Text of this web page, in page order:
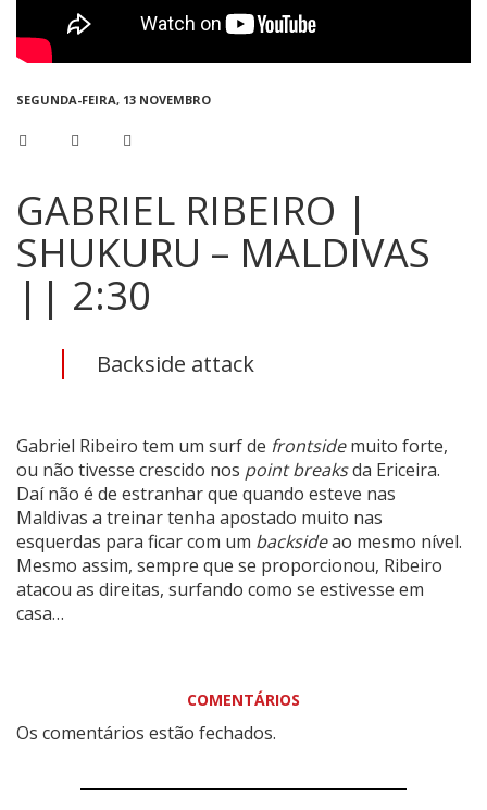
SEGUNDA-FEIRA, 13 NOVEMBRO
GABRIEL RIBEIRO |
SHUKURU – MALDIVAS
|| 2:30
Backside attack
Gabriel Ribeiro tem um surf de frontsidemuito forte,
ou não tivesse crescido nos point breaksda Ericeira.
Daí não é de estranhar que quando esteve nas
Maldivas a treinar tenha apostado muito nas
esquerdas para ficar com um backsideao mesmo nível.
Mesmo assim, sempre que se proporcionou, Ribeiro
atacou as direitas, surfando como se estivesse em
casa…
COMENTÁRIOS
Os comentários estão fechados.